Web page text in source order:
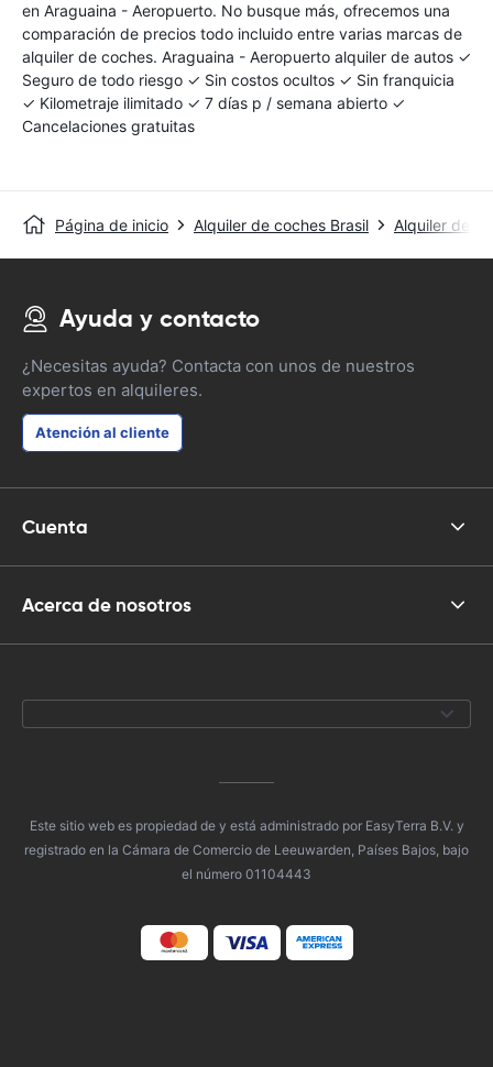
en Araguaina - Aeropuerto. No busque más, ofrecemos una
comparación de precios todo incluido entre varias marcas de
alquiler de coches. Araguaina - Aeropuerto alquiler de autos ✓
Seguro de todo riesgo ✓ Sin costos ocultos ✓ Sin franquicia
✓ Kilometraje ilimitado ✓ 7 días p / semana abierto ✓
Cancelaciones gratuitas
Página de inicio Alquiler de coches Brasil Alquiler de
Ayuda y contacto
¿Necesitas ayuda? Contacta con unos de nuestros
expertos en alquileres.
Atención al cliente
Cuenta
Acerca de nosotros
Este sitio web es propiedad de y está administrado por EasyTerra B.V. y
registrado en la Cámara de Comercio de Leeuwarden, Países Bajos, bajo
el número 01104443